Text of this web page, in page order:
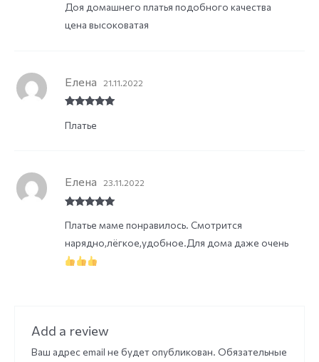
Доя домашнего платья подобного качества
цена высоковатая
of 5
Елена 21.11.2022
Платье
of 5
Елена 23.11.2022
Платье маме понравилось. Смотрится
нарядно,лёгкое,удобное.Для дома даже очень
Add a review
Ваш адрес email не будет опубликован. Обязательные